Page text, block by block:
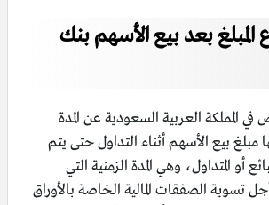
المبلغ بعد بيع الأسهم بنك
المملكة العربية السعودية عن المدة
مبلغ بيع الأسهم أثناء التداول حتى يتم
أو المتداول، وهي المدة الزمنية التي
تسوية الصفقات المالية الخاصة بالأوراق